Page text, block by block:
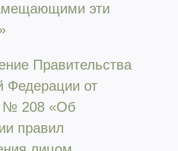
эти
Правительства
Федерации от
№ 208 «Об
правил